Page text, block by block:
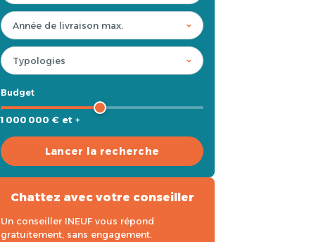
Budget
1 000 000 € et +
Lancer la recherche
Chattez avec votre conseiller
Un conseiller INEUF vous répond
gratuitement, sans engagement.